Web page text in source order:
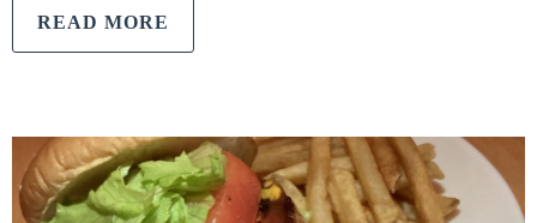
READ MORE